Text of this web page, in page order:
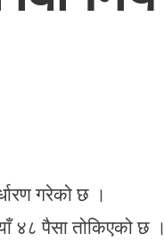
गरेको छ ।
४८ पैसा तोकिएको छ ।